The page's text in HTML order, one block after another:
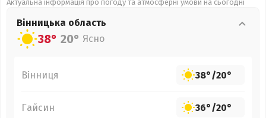
Актуальна інформація про погоду та атмосферні умови на сьогодні
Вінницька область
38° 20° Ясно
Вінниця 38°/20°
Гайсин 36°/20°